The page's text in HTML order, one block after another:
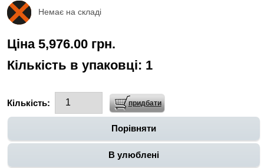
Немає на складі
Ціна 5,976.00 грн.
Кількість в упаковці: 1
Кількість:
Порівняти
В улюблені